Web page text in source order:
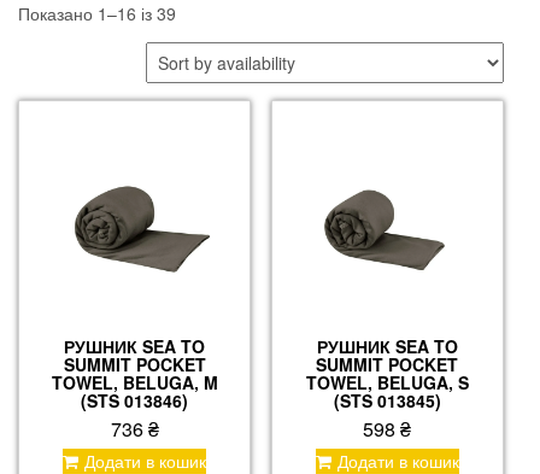
Показано 1–16 із 39
РУШНИК SEA TO
SUMMIT POCKET
TOWEL, BELUGA, M
(STS 013846)
736₴
Додати в кошик
РУШНИК SEA TO
SUMMIT POCKET
TOWEL, BELUGA, S
(STS 013845)
598₴
Додати в кошик